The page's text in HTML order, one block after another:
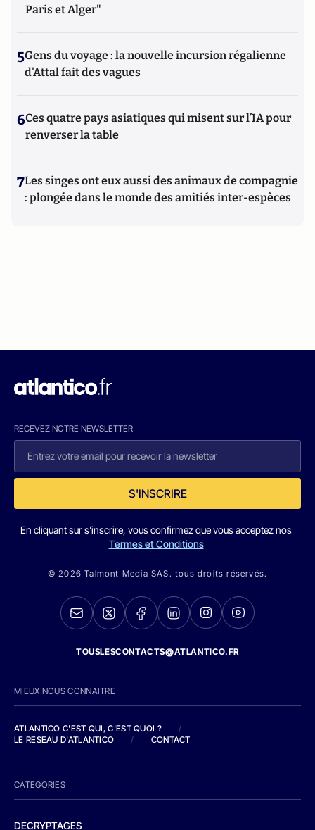
Paris et Alger"
5Gens du voyage : la nouvelle incursion régalienne
d'Attal fait des vagues
6Ces quatre pays asiatiques qui misent sur l’IA pour
renverser la table
7Les singes ont eux aussi des animaux de compagnie
: plongée dans le monde des amitiés inter-espèces
RECEVEZ NOTRE NEWSLETTER
S'INSCRIRE
En cliquant sur s'inscrire, vous confirmez que vous acceptez nos
Termes et Conditions
© 2026 Talmont Media SAS. tous droits réservés.
TOUSLESCONTACTS@ATLANTICO.FR
MIEUX NOUS CONNAITRE
ATLANTICO C'EST QUI, C'EST QUOI ?
/
LE RESEAU D'ATLANTICO
/ CONTACT
CATEGORIES
DECRYPTAGES